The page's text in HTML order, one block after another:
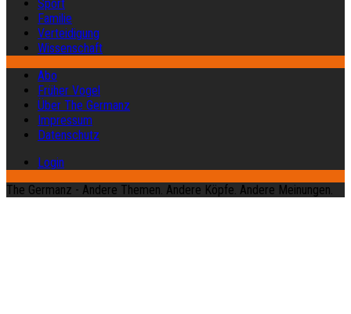
Sport
Familie
Verteidigung
Wissenschaft
Abo
Früher Vogel
Über The Germanz
Impressum
Datenschutz
Login
The Germanz - Andere Themen. Andere Köpfe. Andere Meinungen.